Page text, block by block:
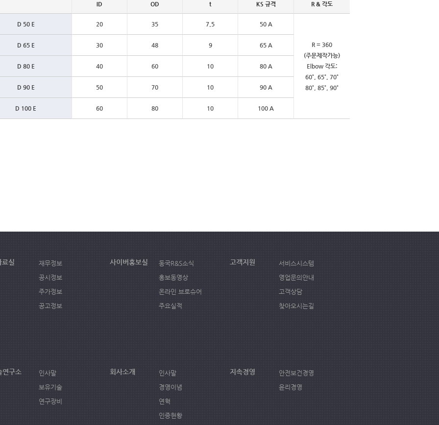
ID OD t KS 규격 R & 각도
D 50 E 20 35 7.5 50 A
R = 360
(주문제작가능)
Elbow 각도:
60˚, 65˚, 70˚
80˚, 85˚, 90˚
D 65 E 30 48 9 65 A
D 80 E 40 60 10 80 A
D 90 E 50 70 10 90 A
D 100 E 60 80 10 100 A
료실
재무정보
공시정보
주가정보
공고정보
사이버홍보실
동국R&S소식
홍보동영상
온라인 브로슈어
주요실적
고객지원
서비스시스템
영업문의안내
고객상담
찾아오시는길
연구소
인사말
보유기술
연구장비
회사소개
인사말
경영이념
연혁
인증현황
지속경영
안전보건경영
윤리경영